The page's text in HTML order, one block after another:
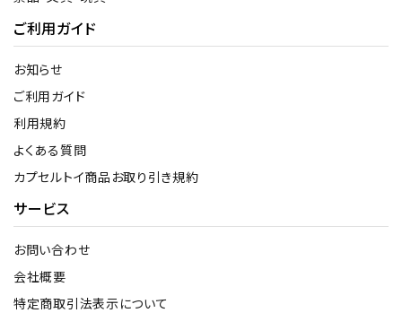
ご利用ガイド
お知らせ
ご利用ガイド
利用規約
よくある質問
カプセルトイ商品お取り引き規約
サービス
お問い合わせ
会社概要
特定商取引法表示について